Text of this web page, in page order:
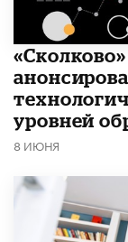
уровней
8 ИЮНЯ